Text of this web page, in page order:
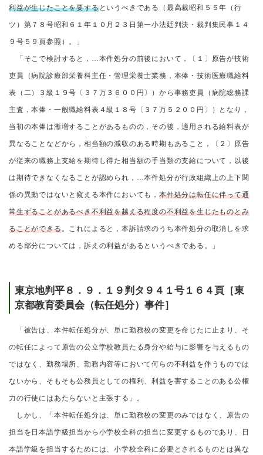
利益が生じたことを要するというべきである（最高裁昭和５５年（行
ツ）第７８号昭和６１年１０月２３日第一小法廷判決・裁判集民事１４
９号５９頁参照）。」
「そこで検討すると，…本件処分の前後において，〔１〕原告が技術
吏員（病院診療部栄養科主任・管理栄養士業務，本俸・技術医療職給料
表（二）３級１９号〔３７万３６００円〕）から事務吏員（病院総務課
主査，本俸・一般職給料表４級１８号〔３７万５２００円〕）となり，
当初の本俸は漸増することがあるものの，その後，適用される給料表が
異なることなどから，相当額の減収のある時期もあること，〔２〕原告
が従来の職務上支給を期待し得た相当額の手当類の支給について，以後
は期待できなくなることが認められ，…本件処分が行政組織上の上下関
係の異動ではないと窺える本件においても， 本件処分は転任に伴って通
常生ずることがあるべき不利益を越える程度の不利益を生じたものとみ
ることができる。これによると，本訴請求のうち本件処分の取消しを求
める部分については，訴えの利益があるというべきである。」
東京地判平８．９．１９判タ９４１号１６４頁［東
京都教育委員会（転任処分）事件］
「被告は、本件転任処分が、単に勤務校の変更を命じたに止まり、そ
の転任によって原告の公立学校教員たる身分や給与に影響を与えるもの
ではなく、勤務場所、勤務内容等において何らの不利益を伴うものでは
ないから、そもそも公務員としての権利、利益を害することのある公権
力の行使にはあたらないと主張する」。
しかし、「本件転任処分は、単に勤務校の変更のみではなく、原告の
担当を日本語学級担当から小学校全科の担当に変更するものであり、日
本語学級を担当するためには、小学校全科に必要とされるものとは異な